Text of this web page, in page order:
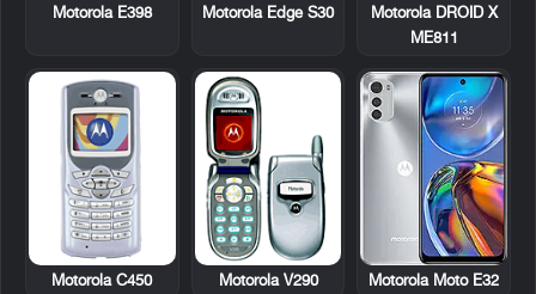
Motorola DROID X
ME811
Motorola Edge S30
Motorola E398
Motorola Moto E32
Motorola V290
Motorola C450